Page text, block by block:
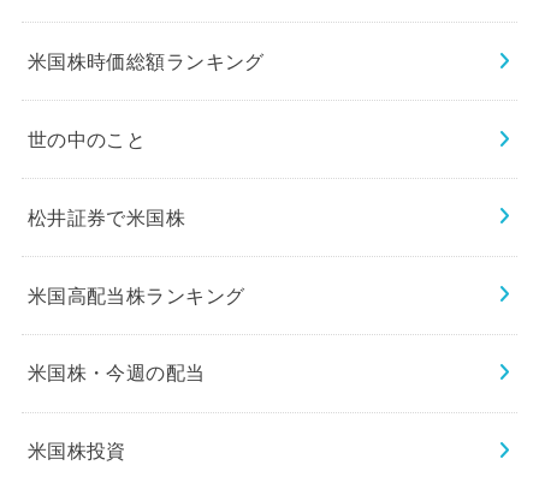
米国株時価総額ランキング
世の中のこと
松井証券で米国株
米国高配当株ランキング
米国株・今週の配当
米国株投資